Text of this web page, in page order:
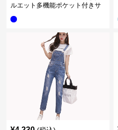
ルエット多機能ポケット付きサ